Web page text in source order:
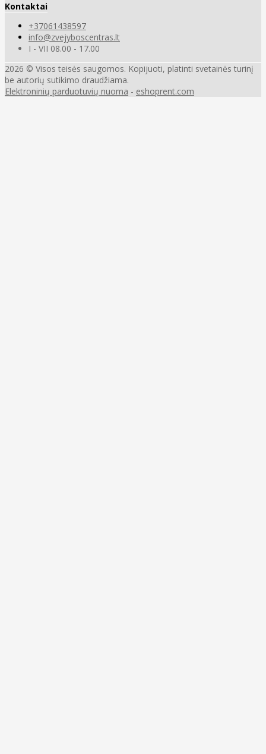
Kontaktai
+37061438597
info@zvejyboscentras.lt
I - VII 08.00 - 17.00
2026 © Visos teisės saugomos. Kopijuoti, platinti svetainės turinį
be autorių sutikimo draudžiama.
Elektroninių parduotuvių nuoma - eshoprent.com